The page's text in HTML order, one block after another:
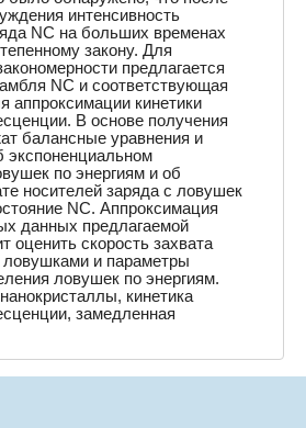
интенсивность
NC на больших временах
закону. Для
предлагается
NC и соответствующая
аппроксимации кинетики
В основе получения
балансные уравнения и
экспоненциальном
по энергиям и об
носителей заряда с ловушек
NC. Аппроксимация
данных предлагаемой
оценить скорость захвата
ловушками и параметры
ловушек по энергиям.
кинетика
замедленная